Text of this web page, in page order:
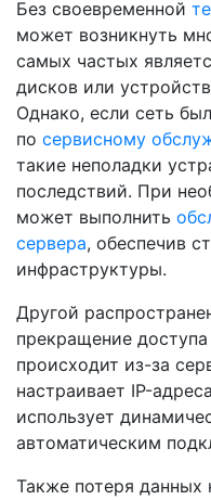
Без своевременной
может возникнуть
самых частых
дисков или
Однако, если сеть
по сервисному
такие неполадки
последствий. При
может выполнить
сервера, обеспечив
инфраструктуры.
Другой
прекращение
происходит из-за
настраивает IP-
использует
автоматическим
Также потеря данных